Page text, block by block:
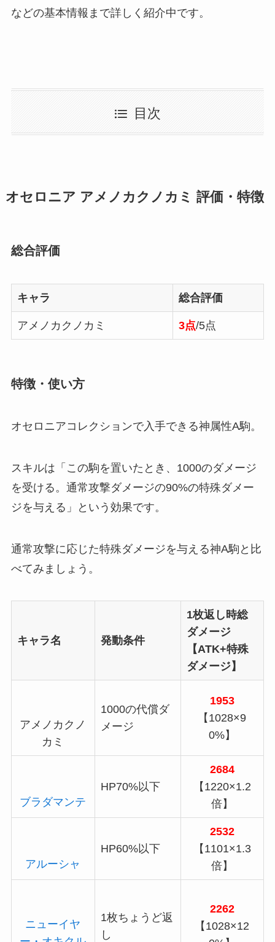
などの基本情報まで詳しく紹介中です。
目次
オセロニア アメノカクノカミ 評価・特徴
総合評価
キャラ 総合評価
アメノカクノカミ 3点/5点
特徴・使い方
オセロニアコレクションで入手できる神属性A駒。
スキルは「この駒を置いたとき、1000のダメージ
を受ける。通常攻撃ダメージの90%の特殊ダメー
ジを与える」という効果です。
通常攻撃に応じた特殊ダメージを与える神A駒と比
べてみましょう。
キャラ名 発動条件
1枚返し時総
ダメージ
【ATK+特殊
ダメージ】
アメノカクノ
カミ
1000の代償ダ
メージ
1953
【1028×9
0%】
ブラダマンテ
HP70%以下
2684
【1220×1.2
倍】
アルーシャ
HP60%以下
2532
【1101×1.3
倍】
ニューイヤ
1枚ちょうど返
し
2262
【1028×12